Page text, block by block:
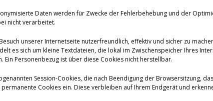
Daten werden für Zwecke der Fehlerbehebung und der
nicht verarbeitet.
unserer Internetseite nutzerfreundlich, effektiv und sicher zu
es sich um kleine Textdateien, die lokal im Zwischenspeicher Ihres
Ein Personenbezug ist über diese Cookies nicht herstellbar.
Session-Cookies, die nach Beendigung der Browsersitzung,
Cookies ein. Diese verbleiben auf Ihrem Endgerät und